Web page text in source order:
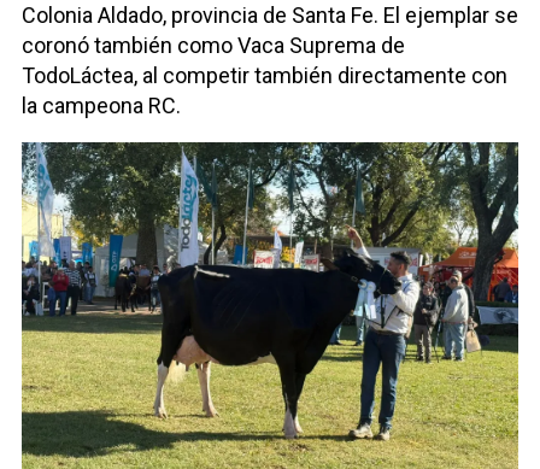
Colonia Aldado, provincia de Santa Fe. El ejemplar se
coronó también como Vaca Suprema de
TodoLáctea, al competir también directamente con
la campeona RC.